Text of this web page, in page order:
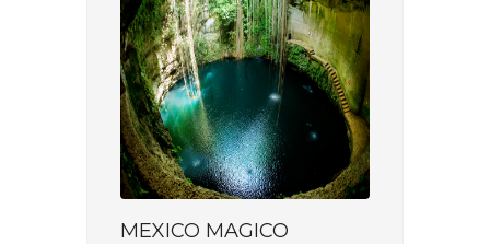
MEXICO MAGICO